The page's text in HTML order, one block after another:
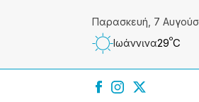
Παρασκευή, 7
Ιωάννɩνα29ºC